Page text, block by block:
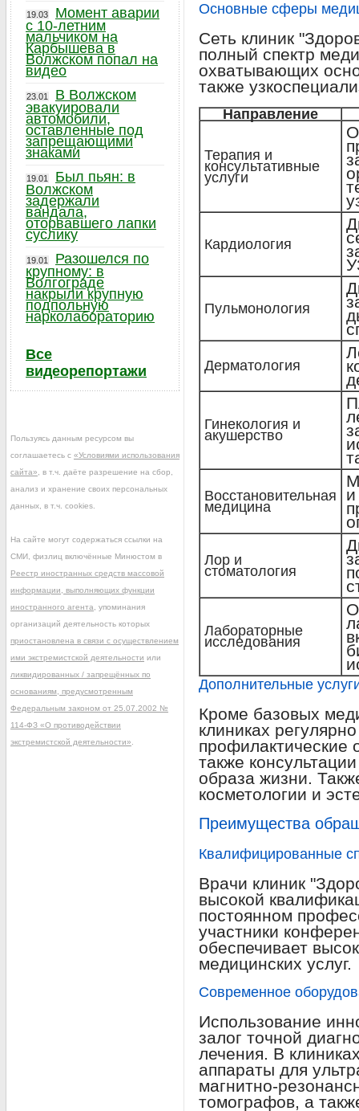
Основные сферы
Сеть клиник
полный спектр
охватывающих
также
Направление
Терапия и
консультативные
услуги
Кардиология
Пульмонология
Дерматология
Гинекология и
акушерство
Восстановительная
медицина
Лор и
стоматология
Лабораторные
исследования
Дополнительные
Кроме базовых
клиниках
профилактические
также
образа жизни.
косметологии и
Преимущества
Квалифицированные
Врачи клиник
высокой
постоянном
участники
обеспечивает
медицинских услуг.
Современное
Использование
залог точной
лечения. В
аппараты для
магнитно-
томографов, а
19.03
Момент аварии
с 10-летним
мальчиком на
Карбышева в
Волжском попал на
видео
23.01
В Волжском
эвакуировали
автомобили,
оставленные под
запрещающими
знаками
19.01
Был пьян: в
Волжском
задержали
вандала,
оторвавшего лапки
суслику
19.01
Разошелся по
крупному: в
Волгограде
накрыли крупную
подпольную
нарколабораторию
Все
видеорепортажи
Пользуясь данным ресурсом вы
соглашаетесь с «Условиями использования
сайта» , в т.ч. даёте разрешение на сбор,
анализ и хранение своих персональных
данных, в т.ч. cookies.
На сайте могут содержаться ссылки на
СМИ, физлиц включённые Минюстом в
Реестр иностранных средств массовой
информации, выполняющих функции
иностранного агента , упоминания
организаций деятельность которых
приостановлена в связи с осуществлением
ими экстремистской деятельности или
ликвидированных / запрещённых по
основаниям, предусмотренным
Федеральным законом от 25.07.2002 №
114-ФЗ «О противодействии
экстремистской деятельности»